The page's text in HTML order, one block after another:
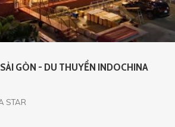
GÒN - DU THUYỀN INDOCHINA
STAR